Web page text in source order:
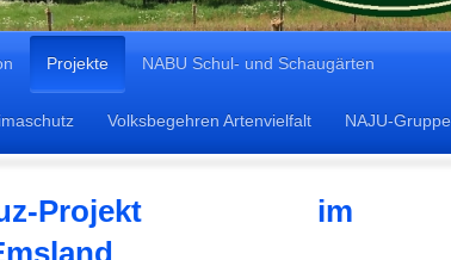
Projekte NABU Schul- und Schaugärten
Volksbegehren Artenvielfalt NAJU-Gruppe
Projekt im